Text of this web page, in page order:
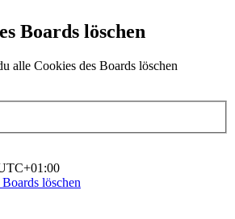
Boards löschen
alle Cookies des Boards löschen
löschen